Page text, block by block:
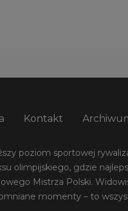
Kontakt
poziom sportowej
olimpijskiego, gdzie
Mistrza Polski.
momenty – to